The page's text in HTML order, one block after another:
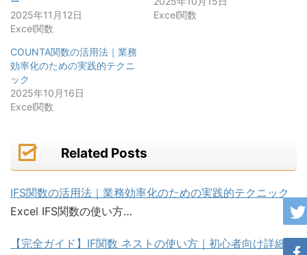
2025年11月12日
Excel関数
Excel関数
COUNTA関数の活用法｜業務
効率化のための実践的テクニ
ック
2025年10月16日
Excel関数
Related Posts
IFS関数の活用法｜業務効率化のための実践的テクニック
Excel IFS関数の使い方…
【完全ガイド】IF関数 ネストの使い方｜初心者向け詳細解